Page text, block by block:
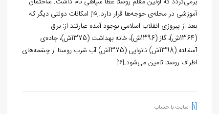
آموزشی در محله‌ی خوجه‌ها قرار دارد.[15]
امکانات دولتی دیگر که
بعد از پیروزی انقلاب اسلامی بوجود آمده عبارتند از: برق
(1364ش)، گاز (1396ش)، خانه بهداشت (1375ش)، جاده‌ی
آسفالته‌ (1398ش) نانوایی (1375ش) آب شرب روستا از چشمه‌های
اطراف روستا تامین می‌شود.[16]
[1]- سایت با حساب